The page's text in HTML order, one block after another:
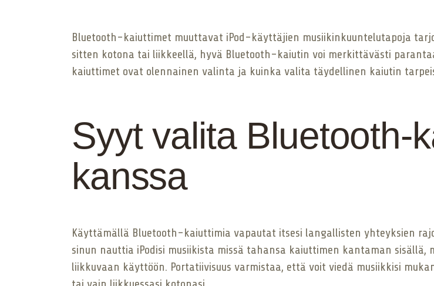
Bluetooth-kaiuttimet muuttavat iPod-käyttäjien musiikinkuuntelutapoja
sitten kotona tai liikkeellä, hyvä Bluetooth-kaiutin voi merkittävästi
kaiuttimet ovat olennainen valinta ja kuinka valita täydellinen kaiutin
Syyt valita Bluetooth-
kanssa
Käyttämällä Bluetooth-kaiuttimia vapautat itsesi langallisten yhteyksien
sinun nauttia iPodisi musiikista missä tahansa kaiuttimen kantaman
liikkuvaan käyttöön. Portatiivisuus varmistaa, että voit viedä musiikkisi